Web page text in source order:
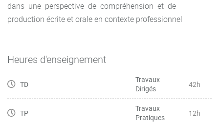
dans une perspective de compréhension et de
production écrite et orale en contexte professionnel
Heures d'enseignement
TD
Travaux
Dirigés
42h
TP
Travaux
Pratiques
12h